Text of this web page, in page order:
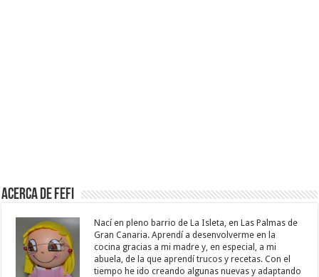
Acerca de Fefi
Nací en pleno barrio de La Isleta, en Las Palmas de
Gran Canaria. Aprendí a desenvolverme en la
cocina gracias a mi madre y, en especial, a mi
abuela, de la que aprendí trucos y recetas. Con el
tiempo he ido creando algunas nuevas y adaptando